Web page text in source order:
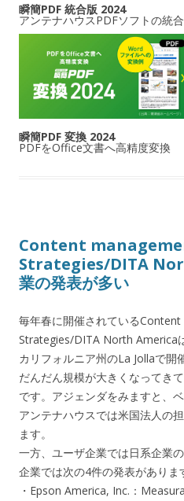
瞬簡PDF 統合版 2024
アンテナハウスPDFソフトの統合
瞬簡PDF 変換 2024
PDFをOffice文書へ高精度変換
Content
Strategies/DITA
業の発表が多い
毎年春に開催されている
Strategies/DITA North America
カリフォルニア州のLa Jollaで開
だんだん規模が大きくなってき
です。アジェンダをみますと、
アンテナハウスでは米国法人の
ます。
一方、ユーザ企業では日系企業
企業では次の4件の発表がありま
・Epson America, Inc.：